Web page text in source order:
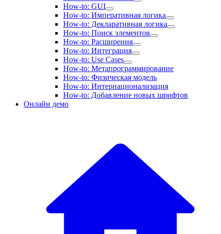
How-to: GUI
How-to: Императивная логика
How-to: Декларативная логика
How-to: Поиск элементов
How-to: Расширения
How-to: Интеграция
How-to: Use Cases
How-to: Метапрограммирование
How-to: Физическая модель
How-to: Интернационализация
How-to: Добавление новых шрифтов
Онлайн демо